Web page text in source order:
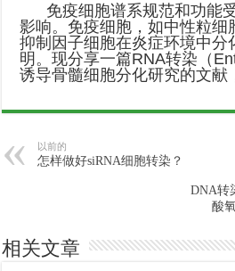
免疫细胞谱系规范和功能
影响。免疫细胞，如中性粒细
抑制因子细胞在炎症环境中分
明。现分享一篇RNA转染（
诱导骨髓细胞分化研究的文献
以前的
怎样做好siRNA细胞转染？
DNA转
酸
相关文章